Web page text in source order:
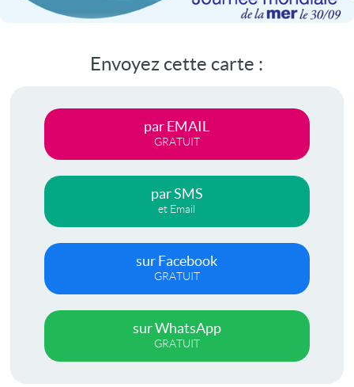
Envoyez cette carte :
par EMAIL
GRATUIT
par SMS
et Email
sur Facebook
GRATUIT
sur WhatsApp
GRATUIT